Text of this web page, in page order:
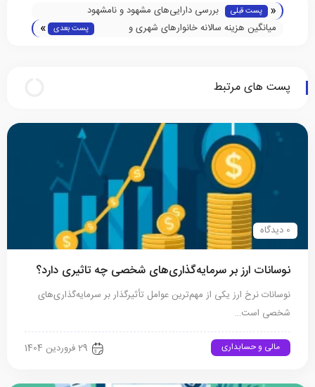
« پست قبلی
بررسی دارایی‌های مشهود و نامشهود
میانگین هزینه‌ سالانه‌ خانوارهای شهری و
پست بعدی »
پست های مرتبط
0 دیدگاه
نوسانات ارز بر سرمایه‌گذاری‌های شخصی چه تاثیری دارد؟
نوسانات نرخ ارز یکی از مهم‌ترین عوامل تأثیرگذار بر سرمایه‌گذاری‌های
شخصی است…
مالی و حسابداری 29 فروردین 1404